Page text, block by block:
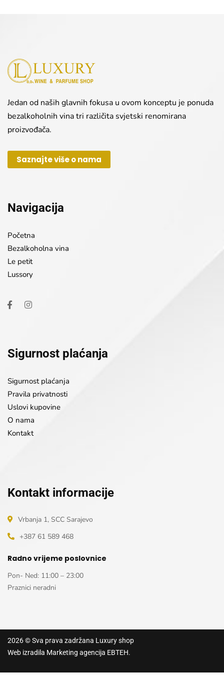
Jedan od naših glavnih fokusa u ovom konceptu je ponuda
bezalkoholnih vina tri različita svjetski renomirana
proizvođača.
Saznajte više o nama
Navigacija
Početna
Bezalkoholna vina
Le petit
Lussory
Sigurnost plaćanja
Sigurnost plaćanja
Pravila privatnosti
Uslovi kupovine
O nama
Kontakt
Kontakt informacije
Vrbanja 1, SCC Sarajevo
+387 61 589 468
Radno vrijeme poslovnice
Pon- Ned: 11:00 – 23:00
Praznici neradni
2026© Sva prava zadržana Luxury shop
Web izradila Marketing agencija EBTEH.